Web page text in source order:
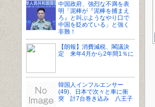
中国政府、強烈な不満を表
明「泥棒が『泥棒を捕まえ
ろ』と叫ぶようなやり口で
中国を貶めている」と強く
非難！
【朗報】消費減税、閣議決
定 来年4月から2年間1％に
韓国人インフルエンサー
(49)、日本で次々と車に衝
突 計7台巻き込み 八王子